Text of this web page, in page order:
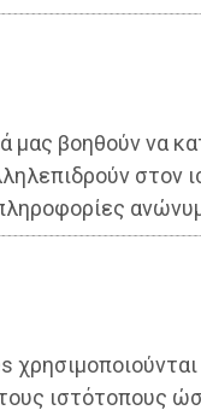
μας βοηθούν να
στον
ιστότοπους